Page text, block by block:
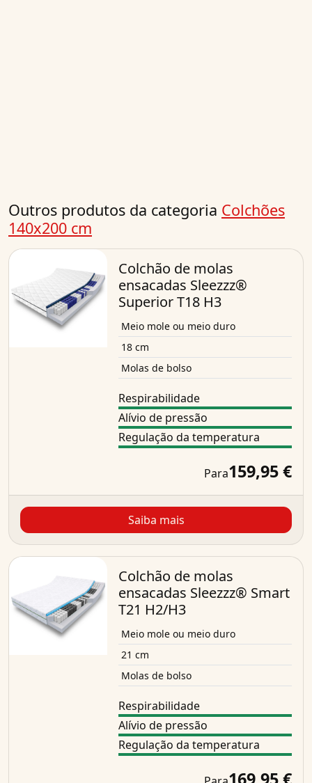
Outros produtos da categoria Colchões
140x200 cm
Colchão de molas
ensacadas Sleezzz®
Superior T18 H3
Meio mole ou meio duro
18 cm
Molas de bolso
Respirabilidade
Alívio de pressão
Regulação da temperatura
Para159,95 €
Saiba mais
Colchão de molas
ensacadas Sleezzz® Smart
T21 H2/H3
Meio mole ou meio duro
21 cm
Molas de bolso
Respirabilidade
Alívio de pressão
Regulação da temperatura